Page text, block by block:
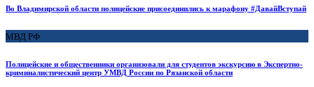
Во Владимирской области полицейские присоединились к марафону #ДавайВступай
МВД РФ
Полицейские и общественники организовали для студентов экскурсию в Экспертно-
криминалистический центр УМВД России по Рязанской области